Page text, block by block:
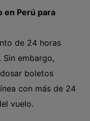
en Perú para
de 24 horas
embargo,
boletos
con más de 24
vuelo.